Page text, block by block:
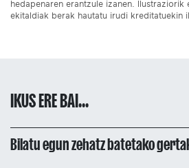
hedapenaren erantzule izanen. Ilustraziorik
ekitaldiak berak hautatu irudi kreditatuekin
IKUS ERE BAI...
Bilatu egun zehatz batetako